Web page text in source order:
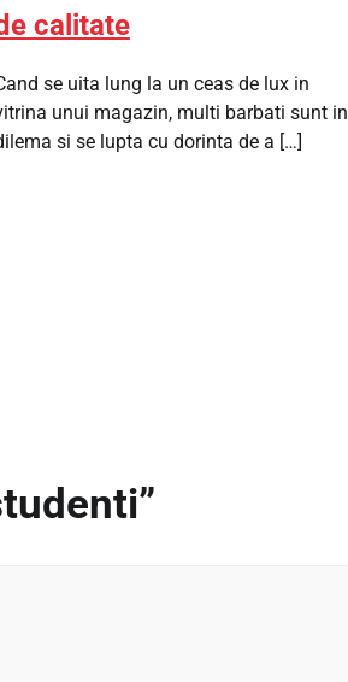
calitate
se uita lung la un ceas de lux in
unui magazin, multi barbati sunt in
si se lupta cu dorinta de a […]
”